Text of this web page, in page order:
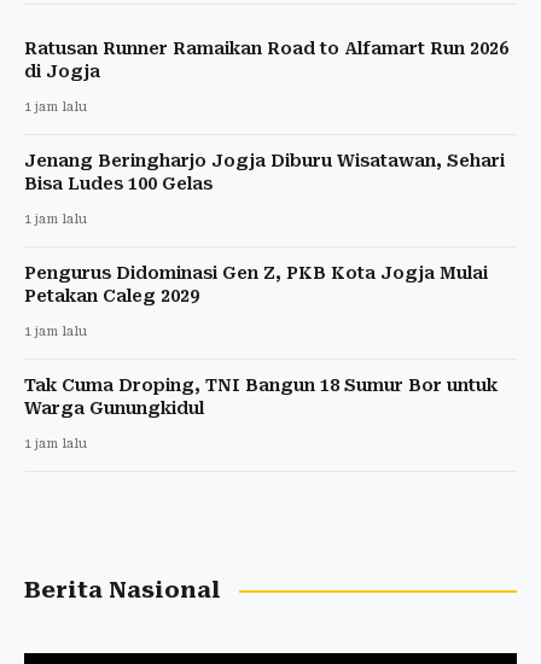
Ratusan Runner Ramaikan Road to Alfamart Run 2026
di Jogja
1 jam lalu
Jenang Beringharjo Jogja Diburu Wisatawan, Sehari
Bisa Ludes 100 Gelas
1 jam lalu
Pengurus Didominasi Gen Z, PKB Kota Jogja Mulai
Petakan Caleg 2029
1 jam lalu
Tak Cuma Droping, TNI Bangun 18 Sumur Bor untuk
Warga Gunungkidul
1 jam lalu
Berita Nasional